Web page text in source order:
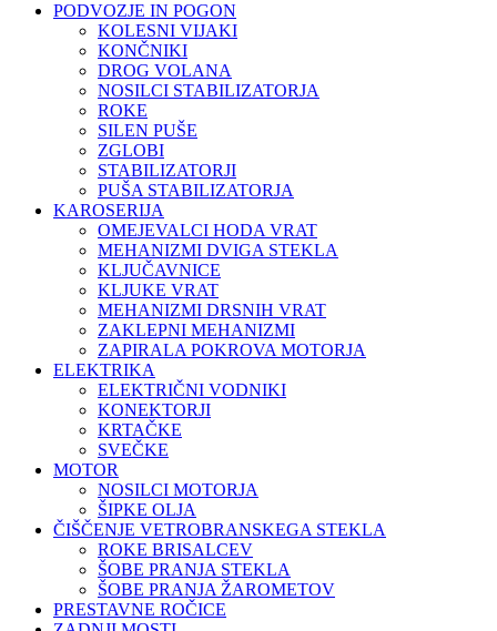
PODVOZJE IN POGON
KOLESNI VIJAKI
KONČNIKI
DROG VOLANA
NOSILCI STABILIZATORJA
ROKE
SILEN PUŠE
ZGLOBI
STABILIZATORJI
PUŠA STABILIZATORJA
KAROSERIJA
OMEJEVALCI HODA VRAT
MEHANIZMI DVIGA STEKLA
KLJUČAVNICE
KLJUKE VRAT
MEHANIZMI DRSNIH VRAT
ZAKLEPNI MEHANIZMI
ZAPIRALA POKROVA MOTORJA
ELEKTRIKA
ELEKTRIČNI VODNIKI
KONEKTORJI
KRTAČKE
SVEČKE
MOTOR
NOSILCI MOTORJA
ŠIPKE OLJA
ČIŠČENJE VETROBRANSKEGA STEKLA
ROKE BRISALCEV
ŠOBE PRANJA STEKLA
ŠOBE PRANJA ŽAROMETOV
PRESTAVNE ROČICE